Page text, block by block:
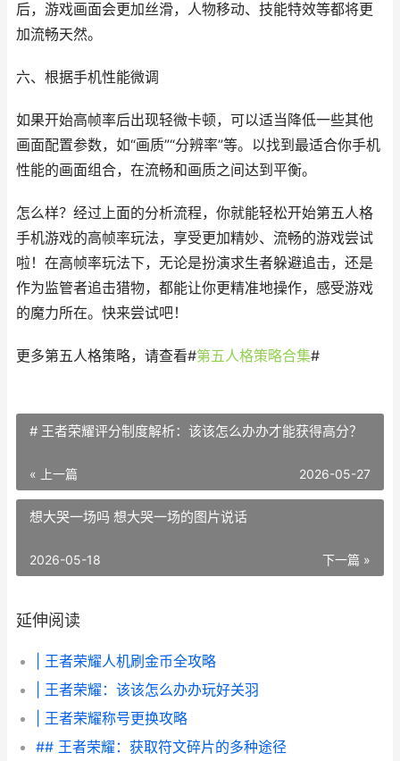
后，游戏画面会更加丝滑，人物移动、技能特效等都将更
加流畅天然。
六、根据手机性能微调
如果开始高帧率后出现轻微卡顿，可以适当降低一些其他
画面配置参数，如“画质”“分辨率”等。以找到最适合你手机
性能的画面组合，在流畅和画质之间达到平衡。
怎么样？经过上面的分析流程，你就能轻松开始第五人格
手机游戏的高帧率玩法，享受更加精妙、流畅的游戏尝试
啦！在高帧率玩法下，无论是扮演求生者躲避追击，还是
作为监管者追击猎物，都能让你更精准地操作，感受游戏
的魔力所在。快来尝试吧！
更多第五人格策略，请查看#第五人格策略合集#
# 王者荣耀评分制度解析：该该怎么办办才能获得高分？
« 上一篇 2026-05-27
想大哭一场吗 想大哭一场的图片说话
下一篇 »
2026-05-18
延伸阅读
| 王者荣耀人机刷金币全攻略
| 王者荣耀：该该怎么办办玩好关羽
| 王者荣耀称号更换攻略
## 王者荣耀：获取符文碎片的多种途径